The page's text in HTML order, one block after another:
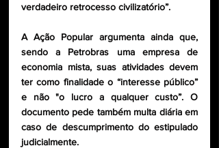
verdadeiro retrocesso civilizatório”.
A Ação Popular argumenta ainda que,
sendo a Petrobras uma empresa de
economia mista, suas atividades devem
ter como finalidade o “interesse público”
e não "o lucro a qualquer custo”. O
documento pede também multa diária em
caso de descumprimento do estipulado
judicialmente.